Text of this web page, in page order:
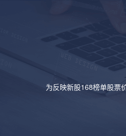
为反映新股168榜单股票